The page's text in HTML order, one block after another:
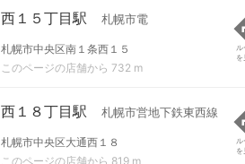
西１５丁目駅 札幌市電
札幌市中央区南１条西１５
このページの店舗から 732 m
ル
を
西１８丁目駅 札幌市営地下鉄東西線
札幌市中央区大通西１８
このページの店舗から 819 m
ル
を